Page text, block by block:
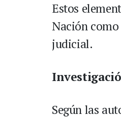
Estos
Nación
judicial.
Según las